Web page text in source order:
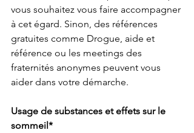
vous souhaitez vous faire accompagner
à cet égard. Sinon, des références
gratuites comme Drogue, aide et
référence ou les meetings des
fraternités anonymes peuvent vous
aider dans votre démarche.
Usage de substances et effets sur le
sommeil*